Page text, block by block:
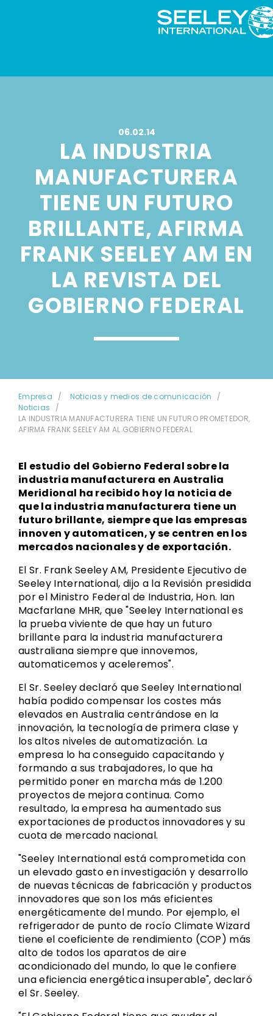
06.02.14
LA INDUSTRIA
MANUFACTURERA
TIENE UN FUTURO
BRILLANTE, AFIRMA
FRANK SEELEY AM EN
LA REVISTA DEL
GOBIERNO FEDERAL
Empresa
Noticias y medios de comunicación
Noticias
LA INDUSTRIA MANUFACTURERA TIENE UN FUTURO PROMETEDOR,
AFIRMA FRANK SEELEY AM AL GOBIERNO FEDERAL
El estudio del Gobierno Federal sobre la
industria manufacturera en Australia
Meridional ha recibido hoy la noticia de
que la industria manufacturera tiene un
futuro brillante, siempre que las empresas
innoven y automaticen, y se centren en los
mercados nacionales y de exportación.
El Sr. Frank Seeley AM, Presidente Ejecutivo de
Seeley International, dijo a la Revisión presidida
por el Ministro Federal de Industria, Hon. Ian
Macfarlane MHR, que "Seeley International es
la prueba viviente de que hay un futuro
brillante para la industria manufacturera
australiana siempre que innovemos,
automaticemos y aceleremos".
El Sr. Seeley declaró que Seeley International
había podido compensar los costes más
elevados en Australia centrándose en la
innovación, la tecnología de primera clase y
los altos niveles de automatización. La
empresa lo ha conseguido capacitando y
formando a sus trabajadores, lo que ha
permitido poner en marcha más de 1.200
proyectos de mejora continua. Como
resultado, la empresa ha aumentado sus
exportaciones de productos innovadores y su
cuota de mercado nacional.
"Seeley International está comprometida con
un elevado gasto en investigación y desarrollo
de nuevas técnicas de fabricación y productos
innovadores que son los más eficientes
energéticamente del mundo. Por ejemplo, el
refrigerador de punto de rocío Climate Wizard
tiene el coeficiente de rendimiento (COP) más
alto de todos los aparatos de aire
acondicionado del mundo, lo que le confiere
una eficiencia energética insuperable", declaró
el Sr. Seeley.